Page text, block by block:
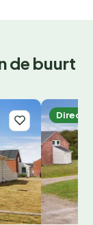
de buurt
Direct